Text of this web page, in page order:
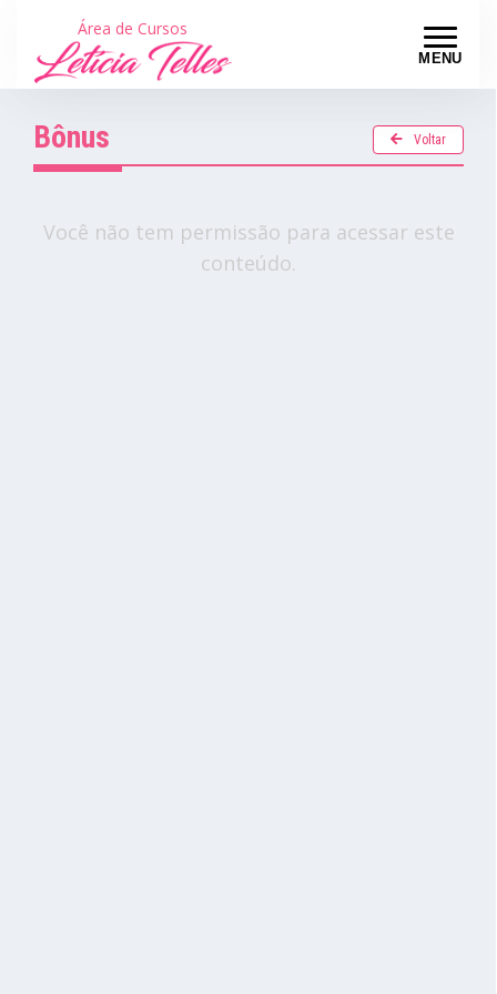
MENU
Área de Cursos
Bônus Voltar
Você não tem permissão para acessar este
conteúdo.